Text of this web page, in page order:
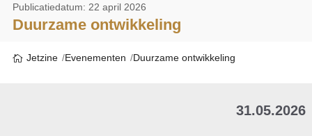
Duurzame ontwikkeling
Publicatiedatum: 22 april 2026
Jetzine Evenementen Duurzame ontwikkeling
31.05.2026